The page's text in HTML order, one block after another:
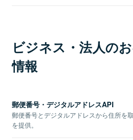
ビジネス・法人の
情報
郵便番号・デジタルアドレスAPI
郵便番号とデジタルアドレスから住所を
を提供。